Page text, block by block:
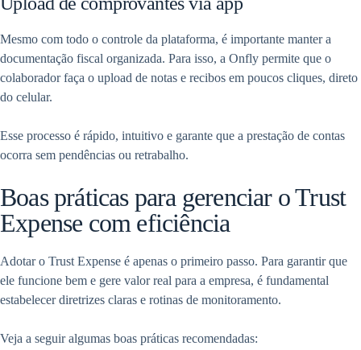
Mesmo com todo o controle da plataforma, é importante manter a
documentação fiscal organizada. Para isso, a Onfly permite que o
colaborador faça o upload de notas e recibos em poucos cliques, direto
do celular.
Esse processo é rápido, intuitivo e garante que a prestação de contas
ocorra sem pendências ou retrabalho.
Boas práticas para gerenciar o Trust
Expense com eficiência
Adotar o Trust Expense é apenas o primeiro passo. Para garantir que
ele funcione bem e gere valor real para a empresa, é fundamental
estabelecer diretrizes claras e rotinas de monitoramento.
Veja a seguir algumas boas práticas recomendadas: